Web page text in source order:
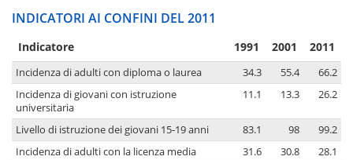
INDICATORI AI CONFINI DEL 2011
Indicatore 1991 2001 2011
Incidenza di adulti con diploma o laurea 34.3 55.4
66.2
Incidenza di giovani con istruzione
universitaria
11.1 13.3 26.2
Livello di istruzione dei giovani 15-19 anni 83.1 98
99.2
Incidenza di adulti con la licenza media
31.6 30.8 28.1